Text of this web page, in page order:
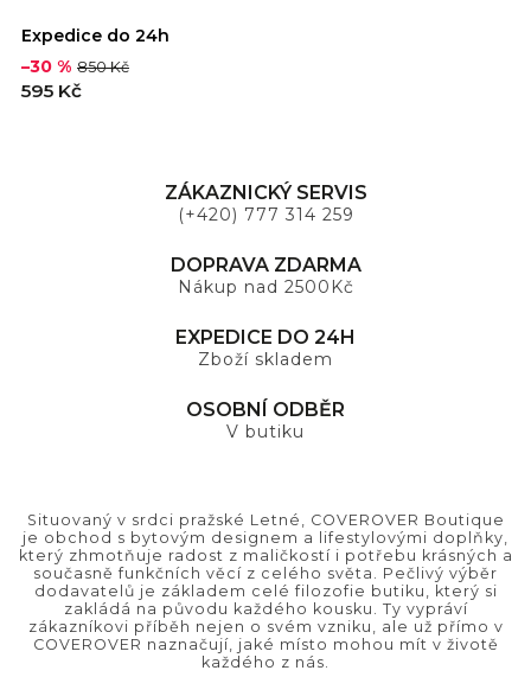
Expedice do 24h
–30 % 850 Kč
595 Kč
ZÁKAZNICKÝ SERVIS
(+420) 777 314 259
DOPRAVA ZDARMA
Nákup nad 2500Kč
EXPEDICE DO 24H
Zboží skladem
OSOBNÍ ODBĚR
V butiku
Situovaný v srdci pražské Letné, COVEROVER Boutique
je obchod s bytovým designem a lifestylovými doplňky,
který zhmotňuje radost z maličkostí i potřebu krásných a
současně funkčních věcí z celého světa. Pečlivý výběr
dodavatelů je základem celé filozofie butiku, který si
zakládá na původu každého kousku. Ty vypráví
zákazníkovi příběh nejen o svém vzniku, ale už přímo v
COVEROVER naznačují, jaké místo mohou mít v životě
každého z nás.